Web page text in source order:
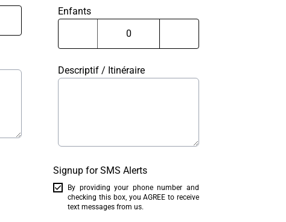
Enfants
Descriptif / Itinéraire
Signup for SMS Alerts
By providing your phone number and
checking this box, you AGREE to receive
text messages from us.